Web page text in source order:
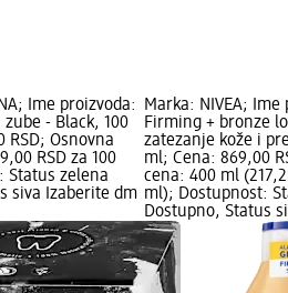
Ime proizvoda:
- Black, 100
RSD; Osnovna
RSD za 100
Status zelena
siva Izaberite dm
Marka: NIVEA; Ime
Firming + bronze
zatezanje kože i
ml; Cena: 869,00
cena: 400 ml
ml); Dostupnost:
Dostupno, Status